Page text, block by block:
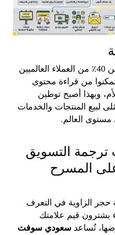
أثبتت الدراسات أن أكثر من 40٪ من العملاء العالميين
من قراءة محتوى
وبهذا أصبح توطين
لبيع المنتجات والخدمات
مستوى العالم.
التسويق
على المسرح
حجر الزاوية في التعرف
يشترون قيم علامتك
تُساعد سعودي سوفت